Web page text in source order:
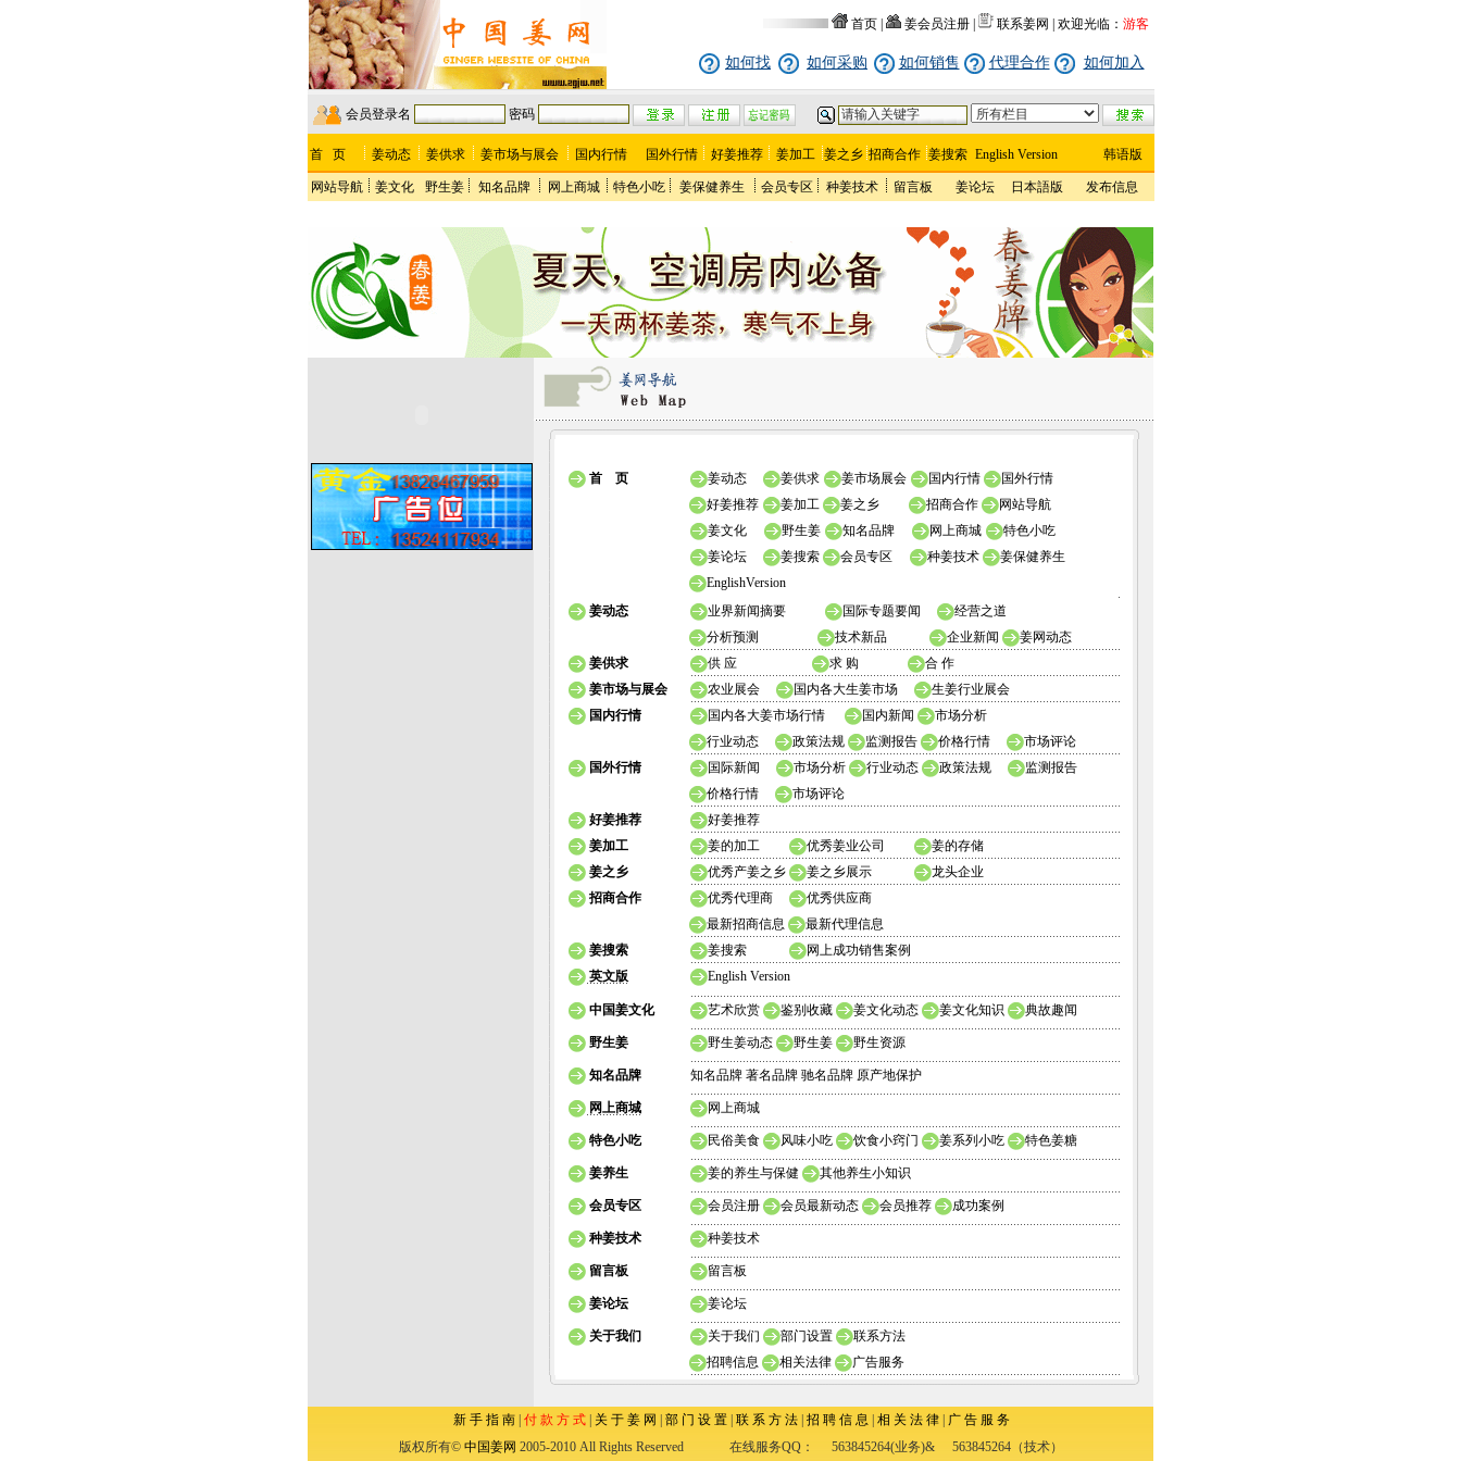
首页| 姜会员注册| 联系姜网 | 欢迎光临： 游客
如何找 如何采购 如何销售 代理合作 如何加入
会员登录名 密码
首 页 姜动态 姜供求 姜市场与展会 国内行情 国外行情 好姜推荐 姜加工 姜之乡 招商合作 姜搜索 English Version 韩语版
网站导航 姜文化 野生姜 知名品牌 网上商城 特色小吃 姜保健养生 会员专区 种姜技术 留言板 姜论坛 日本語版 发布信息
首 页 姜动态 姜供求 姜市场展会 国内行情
国外行情
好姜推荐
姜加工 姜之乡 招商合作
网站导航
姜文化
野生姜 知名品牌 网上商城
特色小吃
姜论坛
姜搜索 会员专区 种姜技术
姜保健养生
EnglishVersion
姜动态
业界新闻摘要 国际专题要闻
经营之道
分析预测
技术新品 企业新闻
姜网动态
姜供求
供 应 求 购
合 作
姜市场与展会
农业展会 国内各大生姜市场
生姜行业展会
国内行情
国内各大姜市场行情 国内新闻
市场分析
行业动态
政策法规 监测报告 价格行情
市场评论
国外行情
国际新闻 市场分析 行业动态 政策法规
监测报告
价格行情
市场评论
好姜推荐
好姜推荐
姜加工
姜的加工 优秀姜业公司
姜的存储
姜之乡
优秀产姜之乡 姜之乡展示
龙头企业
招商合作
优秀代理商
优秀供应商
最新招商信息
最新代理信息
姜搜索
姜搜索
网上成功销售案例
英文版
English Version
中国姜文化 艺术欣赏 鉴别收藏 姜文化动态 姜文化知识 典故趣闻
野生姜 野生姜动态 野生姜 野生资源
知名品牌 知名品牌 著名品牌 驰名品牌 原产地保护
网上商城 网上商城
特色小吃 民俗美食 风味小吃 饮食小窍门 姜系列小吃 特色姜糖
姜养生 姜的养生与保健 其他养生小知识
会员专区 会员注册 会员最新动态 会员推荐 成功案例
种姜技术 种姜技术
留言板 留言板
姜论坛 姜论坛
关于我们 关于我们 部门设置
联系方法
招聘信息
相关法律 广告服务
新 手 指 南| 付 款 方 式| 关 于 姜 网 部 门 设 置 联 系 方 法| 招 聘 信 息 相 关 法 律|
广 告 服 务
版权所有©中国姜网 2005-2010 All Rights Reserved 在线服务QQ： 563845264(业务)& 563845264（技术）